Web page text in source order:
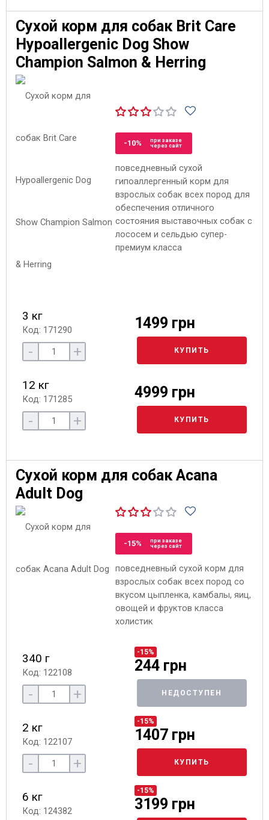
Сухой корм для собак Brit Care
Hypoallergenic Dog Show
Champion Salmon & Herring
-10%
при заказе
через сайт
повседневный сухой
гипоаллергенный корм для
взрослых собак всех пород для
обеспечения отличного
состояния выставочных собак с
лососем и сельдью супер-
премиум класса
3 кг
Код: 171290 1499 грн
- + КУПИТЬ
12 кг
Код: 171285 4999 грн
- + КУПИТЬ
Сухой корм для собак Acana
Adult Dog
-15%
при заказе
через сайт
повседневный сухой корм для
взрослых собак всех пород со
вкусом цыпленка, камбалы, яиц,
овощей и фруктов класса
холистик
340 г
Код: 122108
-15%
244 грн
- + НЕДОСТУПЕН
2 кг
Код: 122107
-15%
1407 грн
- + КУПИТЬ
6 кг
Код: 124382
-15%
3199 грн